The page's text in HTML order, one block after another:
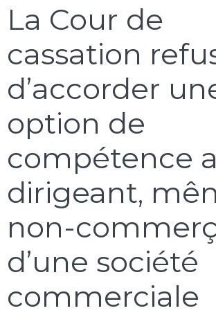
La Cour de
cassation
d’accorder
option de
compétence
dirigeant,
non-
d’une société
commerciale